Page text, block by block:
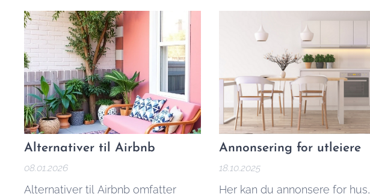
Alternativer til Airbnb
08.01.2026
Alternativer til Airbnb omfatter
Annonsering for utleiere
18.10.2025
Her kan du annonsere for hus,